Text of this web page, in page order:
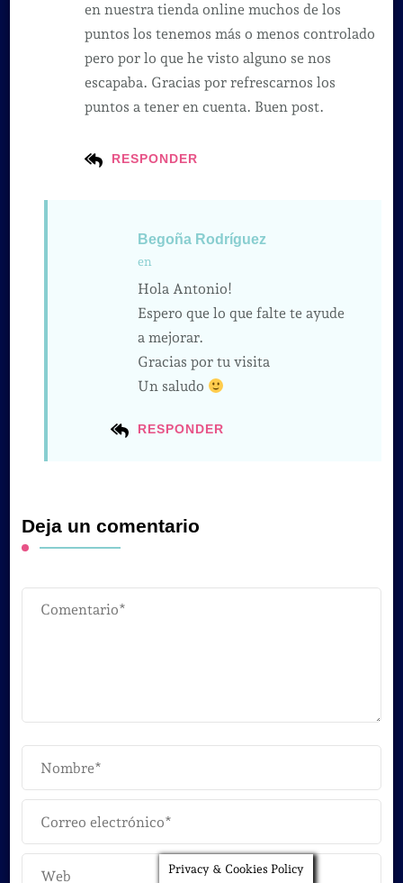
RESPONDER
en nuestra tienda online muchos de los
puntos los tenemos más o menos controlado
pero por lo que he visto alguno se nos
escapaba. Gracias por refrescarnos los
puntos a tener en cuenta. Buen post.
Begoña Rodríguez
en
RESPONDER
Hola Antonio!
Espero que lo que falte te ayude
a mejorar.
Gracias por tu visita
Un saludo
Deja un comentario
Privacy & Cookies Policy